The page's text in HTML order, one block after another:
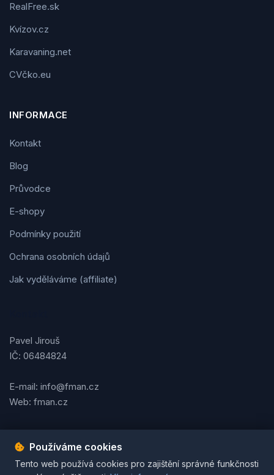
RealFree.sk
Kvízov.cz
Karavaning.net
CVčko.eu
INFORMACE
Kontakt
Blog
Průvodce
E-shopy
Podmínky použití
Ochrana osobních údajů
Jak vyděláváme (affiliate)
Pavel Jirouš
IČ: 06484824
E-mail: info@fman.cz
Web: fman.cz
Podmínky použitíOchrana osobních údajůCookies
Používáme cookies
Tento web používá cookies pro zajištění správné funkčnosti